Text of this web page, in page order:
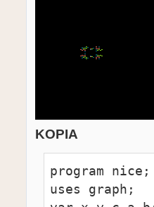
KOPIA
program nice;
uses graph;